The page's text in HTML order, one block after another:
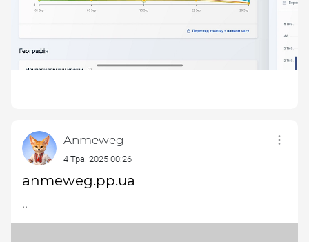
Anmeweg
4 Тра. 2025 00:26
anmeweg.pp.ua
..